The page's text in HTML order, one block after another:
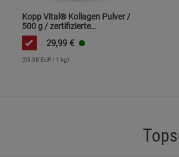
Kopp Vital® Kollagen Pulver /
500 g / zertifizierte
Weidehaltung /
Kollagenhydrolysat /
29,99 €
(59,98 EUR / 1 kg)
Statistik
Beschreibung